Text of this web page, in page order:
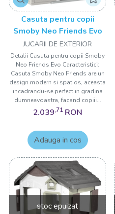
Casuta pentru copii
Smoby Neo Friends Evo
JUCARII DE EXTERIOR
Detalii Casuta pentru copii Smoby
Neo Friends Evo Caracteristici:
Casuta Smoby Neo Friends are un
design modern si spatios, aceasta
incadrandu-se perfect in gradina
dumneavoastra, facand copiii...
2.039,71 RON
Adauga in cos
stoc epuizat